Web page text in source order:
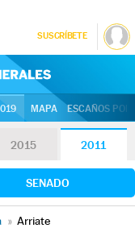
SUSCRÍBETE
MAPA ESCAÑOS
2015 2011
SENADO
» Arriate